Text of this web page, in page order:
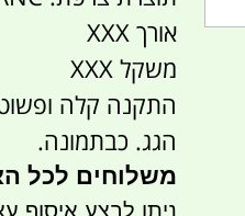
אורך XXX
משקל XXX
התקנה קלה
הגג. כבתמונה.
משלוחים לכל הארץ
ניתן לבצע איסוף עצמי -